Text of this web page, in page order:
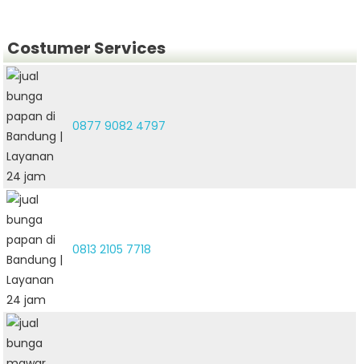
Costumer Services
0877 9082 4797
0813 2105 7718